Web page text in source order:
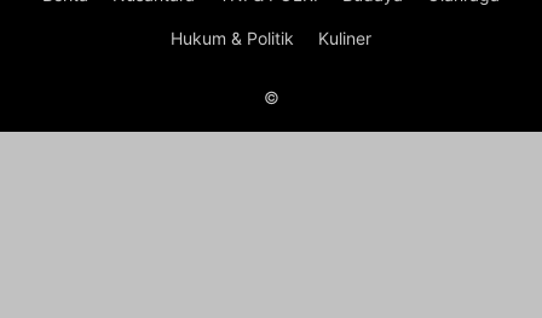
Hukum & Politik Kuliner
©